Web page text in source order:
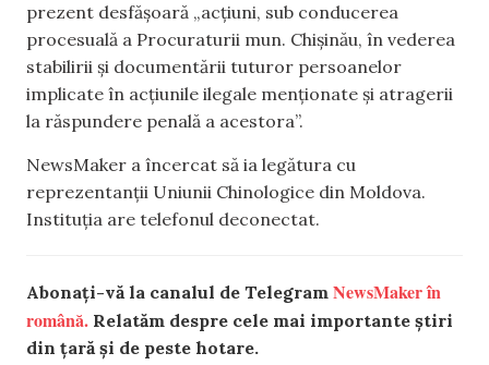
prezent desfășoară „acțiuni, sub conducerea
procesuală a Procuraturii mun. Chișinău, în vederea
stabilirii și documentării tuturor persoanelor
implicate în acțiunile ilegale menționate și atragerii
la răspundere penală a acestora”.
NewsMaker a încercat să ia legătura cu
reprezentanții Uniunii Chinologice din Moldova.
Instituția are telefonul deconectat.
Abonați-vă la canalul de Telegram NewsMaker în
română. Relatăm despre cele mai importante știri
din țară și de peste hotare.